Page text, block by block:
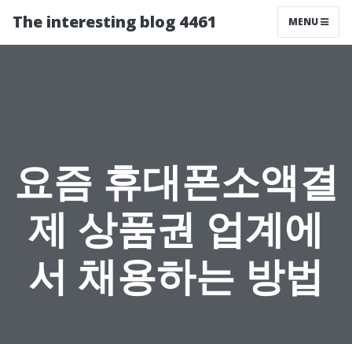
The interesting blog 4461 MENU
요즘 휴대폰소액결
제 상품권 업계에
서 채용하는 방법